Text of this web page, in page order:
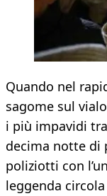
Quando nel
sagome sul
i più impavidi
decima notte di
poliziotti con
leggenda